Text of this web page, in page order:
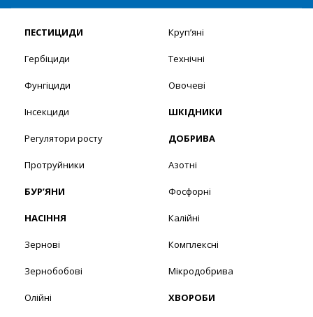
ПЕСТИЦИДИ
Гербіциди
Фунгіциди
Інсекциди
Регулятори росту
Протруйники
БУР’ЯНИ
НАСІННЯ
Зернові
Зернобобові
Олійні
Круп’яні
Технічні
Овочеві
ШКІДНИКИ
ДОБРИВА
Азотні
Фосфорні
Калійні
Комплексні
Мікродобрива
ХВОРОБИ